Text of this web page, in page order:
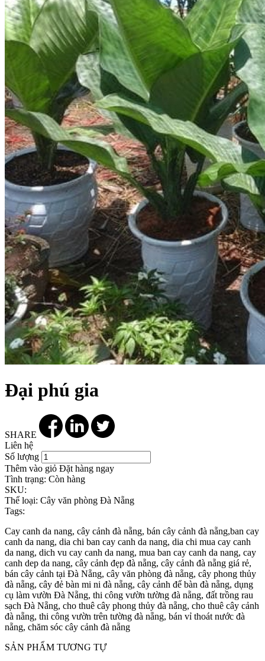
Đại phú gia
SHARE
Liên hệ
Số lượng
Thêm vào giỏ Đặt hàng ngay
Tình trạng: Còn hàng
SKU:
Thể loại: Cây văn phòng Đà Nẵng
Tags:
Cay canh da nang, cây cảnh đà nẵng, bán cây cảnh đà nẵng,ban cay
canh da nang, dia chi ban cay canh da nang, dia chi mua cay canh
da nang, dich vu cay canh da nang, mua ban cay canh da nang, cay
canh dep da nang, cây cảnh đẹp đà nẵng, cây cảnh đà nẵng giá rẻ,
bán cây cảnh tại Đà Nẵng, cây văn phòng đà nẵng, cây phong thủy
đà nẵng, cây đẻ bàn mi ni đà nẵng, cây cảnh để bàn đà nẵng, dụng
cụ làm vườn Đà Nẵng, thi công vườn tường đà nẵng, đất trồng rau
sạch Đà Nẵng, cho thuê cây phong thủy đà nẵng, cho thuê cây cảnh
đà nẵng, thi công vườn trên tường đà nẵng, bán vỉ thoát nước đà
nẵng, chăm sóc cây cảnh đà nẵng
SẢN PHẨM TƯƠNG TỰ